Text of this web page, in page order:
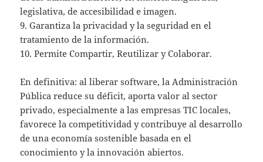
legislativa, de accesibilidad e imagen.
9. Garantiza la privacidad y la seguridad en el
tratamiento de la información.
10. Permite Compartir, Reutilizar y Colaborar.
En definitiva: al liberar software, la Administración
Pública reduce su déficit, aporta valor al sector
privado, especialmente a las empresas TIC locales,
favorece la competitividad y contribuye al desarrollo
de una economía sostenible basada en el
conocimiento y la innovación abiertos.